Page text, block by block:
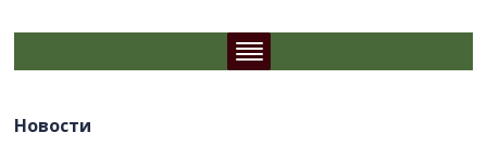
Новости